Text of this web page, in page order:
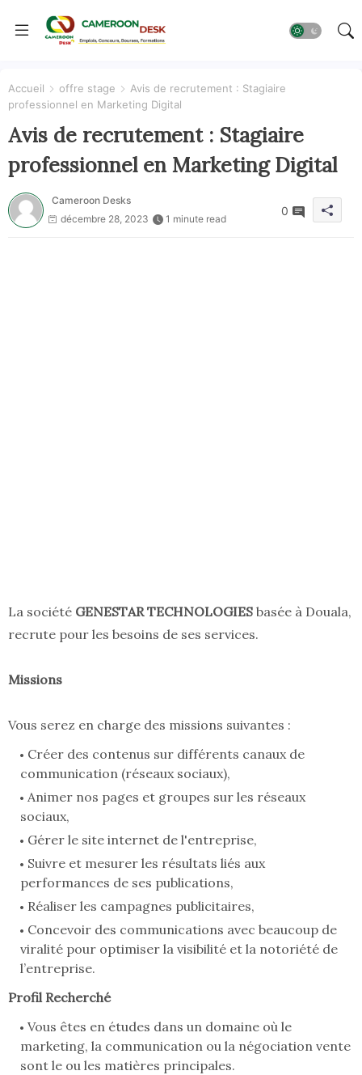
Accueil offre stage
Avis de recrutement : Stagiaire
professionnel en Marketing Digital
Avis de recrutement : Stagiaire
professionnel en Marketing Digital
Cameroon Desks
décembre 28, 2023
1 minute read
0
La société GENESTAR TECHNOLOGIES basée à Douala,
recrute pour les besoins de ses services.
Missions
Vous serez en charge des missions suivantes :
Créer des contenus sur différents canaux de
communication (réseaux sociaux),
Animer nos pages et groupes sur les réseaux
sociaux,
Gérer le site internet de l'entreprise,
Suivre et mesurer les résultats liés aux
performances de ses publications,
Réaliser les campagnes publicitaires,
Concevoir des communications avec beaucoup de
viralité pour optimiser la visibilité et la notoriété de
l’entreprise.
Profil Recherché
Vous êtes en études dans un domaine où le
marketing, la communication ou la négociation vente
sont le ou les matières principales.